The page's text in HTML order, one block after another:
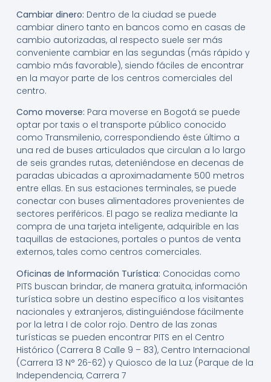
Cambiar dinero: Dentro de la ciudad se puede
cambiar dinero tanto en bancos como en casas de
cambio autorizadas, al respecto suele ser más
conveniente cambiar en las segundas (más rápido y
cambio más favorable), siendo fáciles de encontrar
en la mayor parte de los centros comerciales del
centro.
Como moverse: Para moverse en Bogotá se puede
optar por taxis o el transporte público conocido
como Transmilenio, correspondiendo éste último a
una red de buses articulados que circulan a lo largo
de seis grandes rutas, deteniéndose en decenas de
paradas ubicadas a aproximadamente 500 metros
entre ellas. En sus estaciones terminales, se puede
conectar con buses alimentadores provenientes de
sectores periféricos. El pago se realiza mediante la
compra de una tarjeta inteligente, adquirible en las
taquillas de estaciones, portales o puntos de venta
externos, tales como centros comerciales.
Oficinas de Información Turística: Conocidas como
PITS buscan brindar, de manera gratuita, información
turística sobre un destino específico a los visitantes
nacionales y extranjeros, distinguiéndose fácilmente
por la letra I de color rojo. Dentro de las zonas
turísticas se pueden encontrar PITS en el Centro
Histórico (Carrera 8 Calle 9 – 83), Centro Internacional
(Carrera 13 N° 26-62) y Quiosco de la Luz (Parque de la
Independencia, Carrera 7